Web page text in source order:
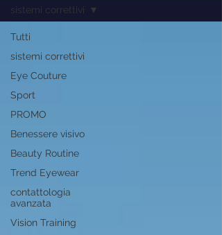
Tutti
sistemi correttivi
Eye Couture
Sport
PROMO
Benessere visivo
Beauty Routine
Trend Eyewear
contattologia
avanzata
Vision Training
sistemi correttivi